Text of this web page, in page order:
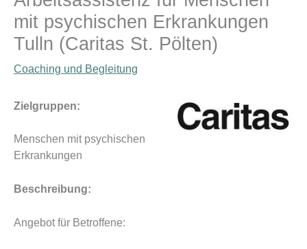
mit psychischen Erkrankungen
Tulln (Caritas St. Pölten)
Coaching und Begleitung
Zielgruppen:
Menschen mit psychischen
Erkrankungen
Beschreibung:
Angebot für Betroffene: